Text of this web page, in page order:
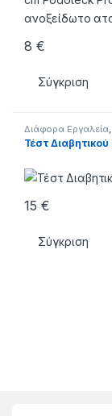
8 €
Σύγκριση
Διάφορα Εργαλεία,
ΕΞΟΠΛΙΣΜΟΣ
Τέστ Διαβητικού
15 €
Σύγκριση